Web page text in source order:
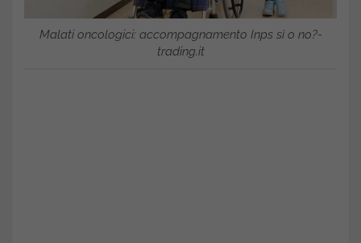
Malati oncologici: accompagnamento Inps sì o no?-
trading.it